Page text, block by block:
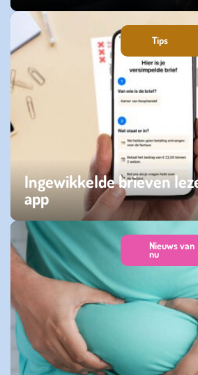
dinsdag 03 februari 2026
Ingewikkelde brieven
app
dinsdag 16 december 2025
Tips
Nieuws van
nu